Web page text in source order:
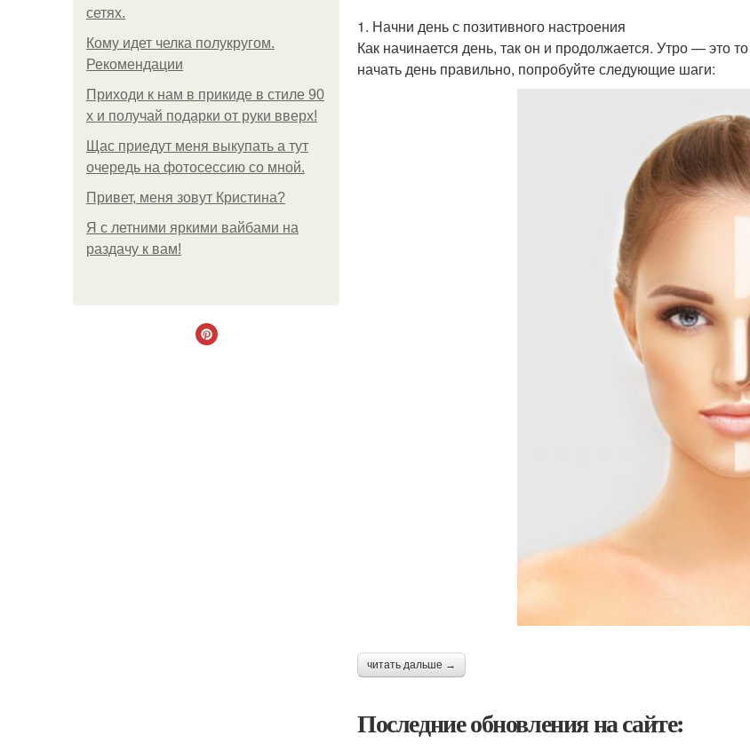
сетях.
Кому идет челка полукругом.
Рекомендации
Приходи к нам в прикиде в стиле 90
х и получай подарки от руки вверх!
Щас приедут меня выкупать а тут
очередь на фотосессию со мной.
Привет, меня зовут Кристина?
Я с летними яркими вайбами на
раздачу к вам!
1. Начни день с позитивного настроения
Как начинается день, так он и продолжается. Утро — это
начать день правильно, попробуйте следующие шаги:
читать дальше →
Последние обновления на сайте: